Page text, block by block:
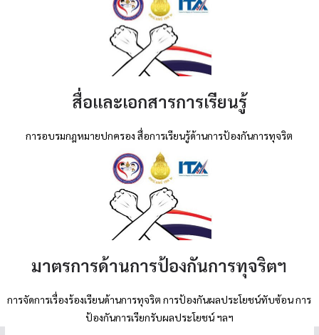
สื่อและเอกสารการเรียนรู้
การอบรมกฎหมายปกครอง สื่อการเรียนรู้ด้านการป้องกันการทุจริต
มาตรการด้านการป้องกันการทุจริตฯ
การจัดการเรื่องร้องเรียนด้านการทุจริต การป้องกันผลประโยชน์ทับซ้อน การ
ป้องกันการเรียกรับผลประโยชน์ ฯลฯ